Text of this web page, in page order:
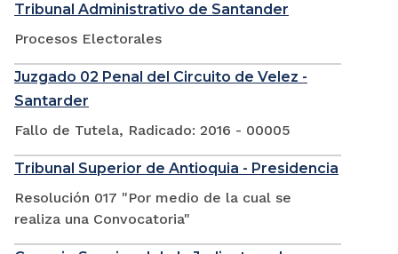
Tribunal Administrativo de Santander
Procesos Electorales
Juzgado 02 Penal del Circuito de Velez -
Santarder
Fallo de Tutela, Radicado: 2016 - 00005
Tribunal Superior de Antioquia - Presidencia
Resolución 017 "Por medio de la cual se
realiza una Convocatoria"